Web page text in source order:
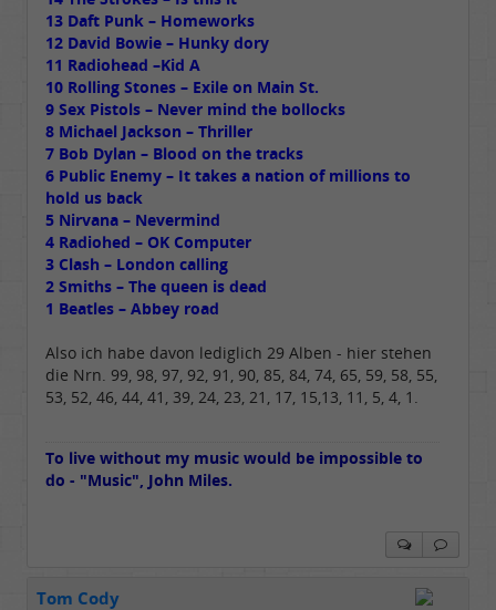
13 Daft Punk – Homeworks
12 David Bowie – Hunky dory
11 Radiohead –Kid A
10 Rolling Stones – Exile on Main St.
9 Sex Pistols – Never mind the bollocks
8 Michael Jackson – Thriller
7 Bob Dylan – Blood on the tracks
6 Public Enemy – It takes a nation of millions to
hold us back
5 Nirvana – Nevermind
4 Radiohed – OK Computer
3 Clash – London calling
2 Smiths – The queen is dead
1 Beatles – Abbey road
Also ich habe davon lediglich 29 Alben - hier stehen
die Nrn. 99, 98, 97, 92, 91, 90, 85, 84, 74, 65, 59, 58, 55,
53, 52, 46, 44, 41, 39, 24, 23, 21, 17, 15,13, 11, 5, 4, 1.
To live without my music would be impossible to
do - "Music", John Miles.
Tom Cody